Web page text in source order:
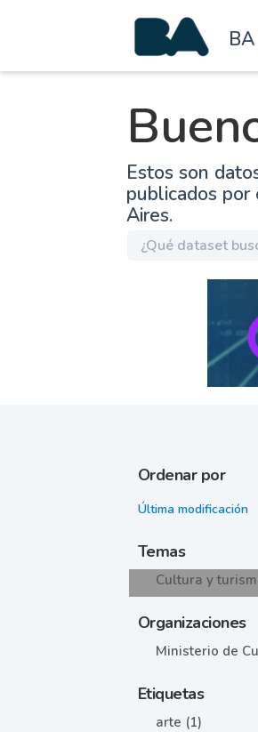
Estos son
publicados por
Aires.
Ordenar por
Temas
Cultura y
Organizaciones
Ministerio de
Etiquetas
arte (1)